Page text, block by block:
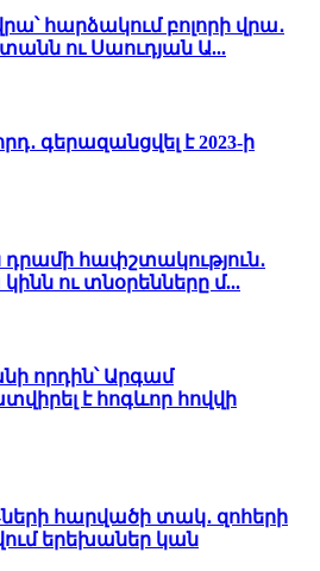
հարձակում բոլորի վրա․
ու Սաուդյան Ա...
գերազանցվել է 2023-ի
դրամի հափշտակություն․
ու տնօրենները մ...
որդին՝ Արգամ
է հոգևոր հովվի
հարվածի տակ․ զոհերի
երեխաներ կան